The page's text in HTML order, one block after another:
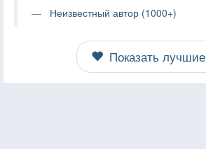
Неизвестный автор (1000+)
Показать лучшие